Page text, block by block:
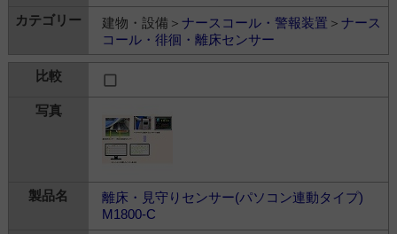
建物・設備＞ ナースコール・警報装置 ＞ ナース
コール・徘徊・離床センサー
離床・見守りセンサー(パソコン連動タイプ)
M1800-C